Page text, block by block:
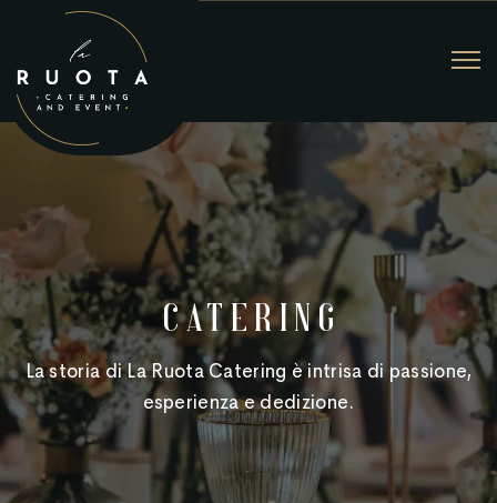
Catering
La storia di La Ruota Catering è intrisa di passione,
esperienza e dedizione.